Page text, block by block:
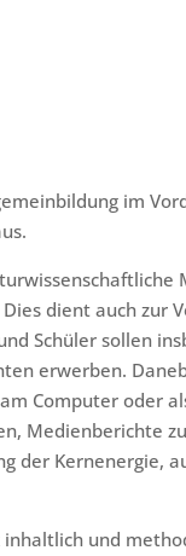
im
dient auch zur
Schüler sollen
erwerben.
Computer oder
Medienberichte
der Kernenergie,
und